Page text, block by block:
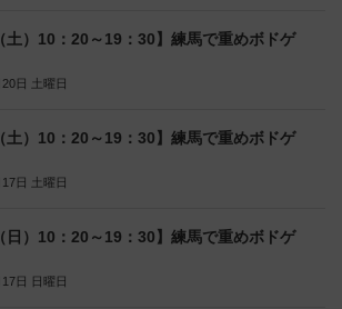
土）10：20～19：30】練馬で重めボドゲ
日 土曜日
土）10：20～19：30】練馬で重めボドゲ
日 土曜日
日）10：20～19：30】練馬で重めボドゲ
日 日曜日